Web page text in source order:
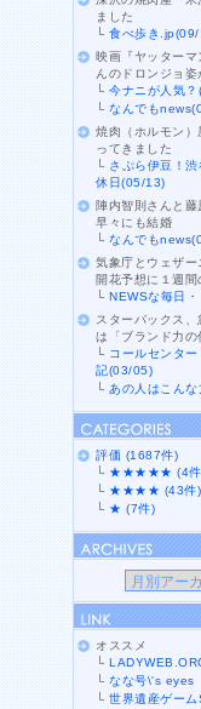
ました
└食べ歩き
映画『ヤッターマ
んのドロンジョ姿
└今ナニが人気
└なんでも
焼肉（ホルモン
ってきました
└ さぷら伊豆！
休日(05/13)
陣内智則さんと
早々にも結婚
└なんでも
気象庁とウェザ
開花予想に１週間
└NEWSな毎日
スターバックス
は「ブランド力の
└ コールセンター
記(03/05)
└ あの人はこん
評価 (1687件)
└ ★★★★★ (4
└ ★★★★ (43件)
└ ★ (7件)
オススメ
└
└なな号\'s eyes
└世界遺産ゲー